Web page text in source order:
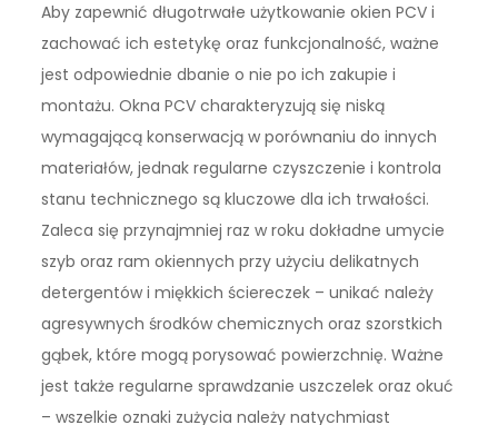
Aby zapewnić długotrwałe użytkowanie okien PCV i
zachować ich estetykę oraz funkcjonalność, ważne
jest odpowiednie dbanie o nie po ich zakupie i
montażu. Okna PCV charakteryzują się niską
wymagającą konserwacją w porównaniu do innych
materiałów, jednak regularne czyszczenie i kontrola
stanu technicznego są kluczowe dla ich trwałości.
Zaleca się przynajmniej raz w roku dokładne umycie
szyb oraz ram okiennych przy użyciu delikatnych
detergentów i miękkich ściereczek – unikać należy
agresywnych środków chemicznych oraz szorstkich
gąbek, które mogą porysować powierzchnię. Ważne
jest także regularne sprawdzanie uszczelek oraz okuć
– wszelkie oznaki zużycia należy natychmiast